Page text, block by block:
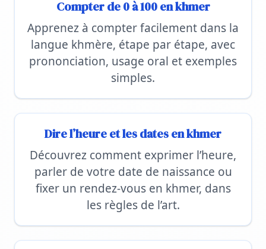
Compter de 0 à 100 en khmer
Apprenez à compter facilement dans la
langue khmère, étape par étape, avec
prononciation, usage oral et exemples
simples.
Dire l’heure et les dates en khmer
Découvrez comment exprimer l’heure,
parler de votre date de naissance ou
fixer un rendez-vous en khmer, dans
les règles de l’art.